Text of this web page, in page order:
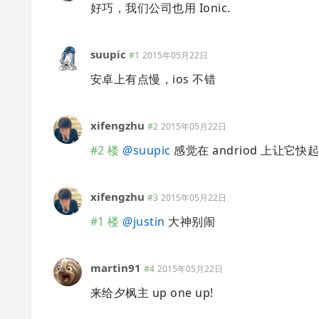
好巧，我们公司也用 Ionic.
suupic #1 2015年05月22日
安卓上有点慢，ios 不错
xifengzhu #2 2015年05月22日
#2 楼 @suupic 感觉在 andriod 上让它快
xifengzhu #3 2015年05月22日
#1 楼 @justin 大神别闹
martin91 #4 2015年05月22日
来给夕枫主 up one up!